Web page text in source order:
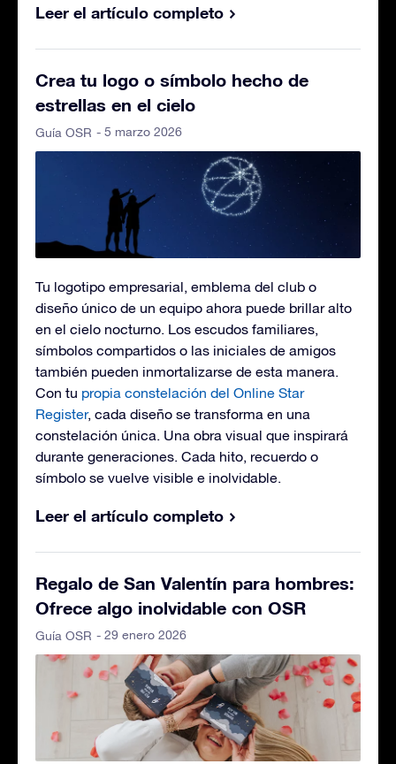
Leer el artículo completo
Crea tu logo o símbolo hecho de
estrellas en el cielo
Guía OSR - 5 marzo 2026
Tu logotipo empresarial, emblema del club o
diseño único de un equipo ahora puede brillar alto
en el cielo nocturno. Los escudos familiares,
símbolos compartidos o las iniciales de amigos
también pueden inmortalizarse de esta manera.
Con tu propia constelación del Online Star
Register, cada diseño se transforma en una
constelación única. Una obra visual que inspirará
durante generaciones. Cada hito, recuerdo o
símbolo se vuelve visible e inolvidable.
Leer el artículo completo
Regalo de San Valentín para hombres:
Ofrece algo inolvidable con OSR
Guía OSR - 29 enero 2026